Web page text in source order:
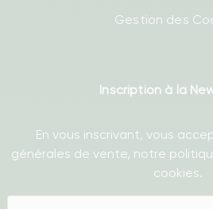
Gestion des
Inscription à la
En vous inscrivant, vous
générales de vente, notre
cookies.